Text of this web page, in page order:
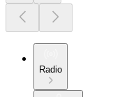
Radio